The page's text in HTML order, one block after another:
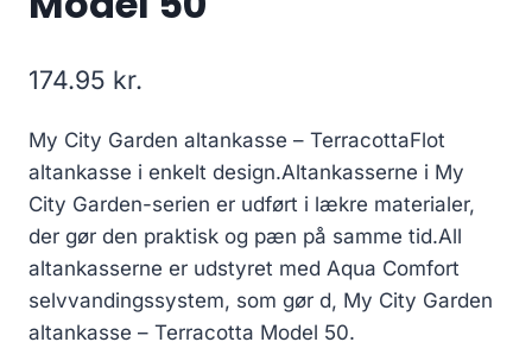
174.95 kr.
My City Garden altankasse – TerracottaFlot
altankasse i enkelt design.Altankasserne i My
City Garden-serien er udført i lækre materialer,
der gør den praktisk og pæn på samme tid.All
altankasserne er udstyret med Aqua Comfort
selvvandingssystem, som gør d, My City Garden
altankasse – Terracotta Model 50.